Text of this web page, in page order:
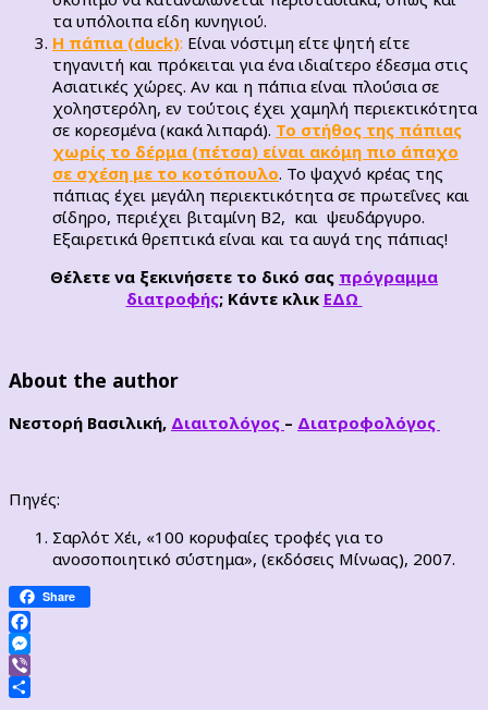
τα υπόλοιπα είδη κυνηγιού.
Η πάπια (duck): Είναι νόστιμη είτε ψητή είτε
τηγανιτή και πρόκειται για ένα ιδιαίτερο έδεσμα στις
Ασιατικές χώρες. Αν και η πάπια είναι πλούσια σε
χοληστερόλη, εν τούτοις έχει χαμηλή περιεκτικότητα
σε κορεσμένα (κακά λιπαρά). Το στήθος της πάπιας
χωρίς το δέρμα (πέτσα) είναι ακόμη πιο άπαχο
σε σχέση με το κοτόπουλο. Το ψαχνό κρέας της
πάπιας έχει μεγάλη περιεκτικότητα σε πρωτεΐνες και
σίδηρο, περιέχει βιταμίνη Β2, και ψευδάργυρο.
Εξαιρετικά θρεπτικά είναι και τα αυγά της πάπιας!
Θέλετε να ξεκινήσετε το δικό σας πρόγραμμα
διατροφής; Κάντε κλικ ΕΔΩ
About the author
Νεστορή Βασιλική, Διαιτολόγος – Διατροφολόγος
Πηγές:
Σαρλότ Χέι, «100 κορυφαίες τροφές για το
ανοσοποιητικό σύστημα», (εκδόσεις Μίνωας), 2007.
Share
Facebook
Messenger
Viber